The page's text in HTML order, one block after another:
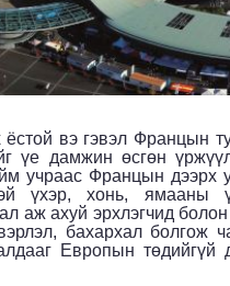
ёстой вэ гэвэл Францын
үе дамжин өсгөн
учраас Францын дээрх
үхэр, хонь, ямааны
аж ахуй эрхлэгчид
бахархал болгож
Европын төдийгүй